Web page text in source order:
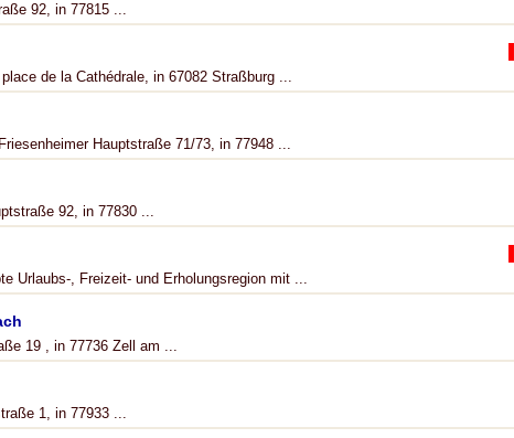
92, in 77815 ...
de la Cathédrale, in 67082 Straßburg ...
Hauptstraße 71/73, in 77948 ...
92, in 77830 ...
Urlaubs-, Freizeit- und Erholungsregion mit ...
19 , in 77736 Zell am ...
1, in 77933 ...